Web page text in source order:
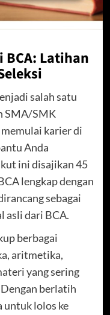
Latihan
salah satu
SMA/SMK
karier di
Anda
ini disajikan 45
lengkap dengan
sebagai
asli dari BCA.
berbagai
aritmetika,
yang sering
berlatih
untuk lolos ke